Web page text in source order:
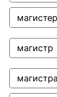
магистр